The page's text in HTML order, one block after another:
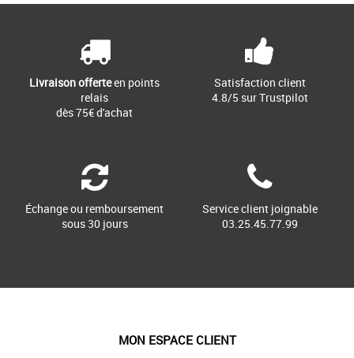
Livraison offerteen points
relais
dès 75€ d'achat
Satisfaction client
4.8/5 sur Trustpilot
Échange ou remboursement
sous 30 jours
Service client joignable
03.25.45.77.99
MON ESPACE CLIENT